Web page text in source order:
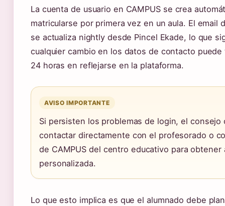
La cuenta de usuario en CAMPUS se crea
matricularse por primera vez en un aula. El email
se actualiza nightly desde Pincel Ekade, lo que
cualquier cambio en los datos de contacto puede
24 horas en reflejarse en la plataforma.
AVISO IMPORTANTE
Si persisten los problemas de login, el consejo
contactar directamente con el profesorado o
de CAMPUS del centro educativo para obtener
personalizada.
Lo que esto implica es que el alumnado debe